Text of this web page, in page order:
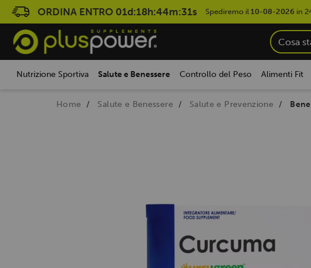
ORDINA ENTRO 01d:18h:44m:30s Spediremo il10-08-2026 in
Nutrizione Sportiva Salute e Benessere Controllo del Peso Alimenti Fit
Home Salute e Benessere Salute e Prevenzione